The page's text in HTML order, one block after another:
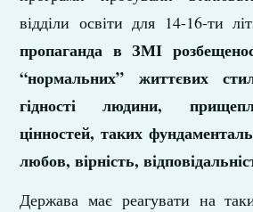
відділи освіти для 14-16-ти
пропаганда в ЗМІ
“нормальних” життєвих
гідності людини,
цінностей, таких
любов, вірність,
Держава має реагувати на